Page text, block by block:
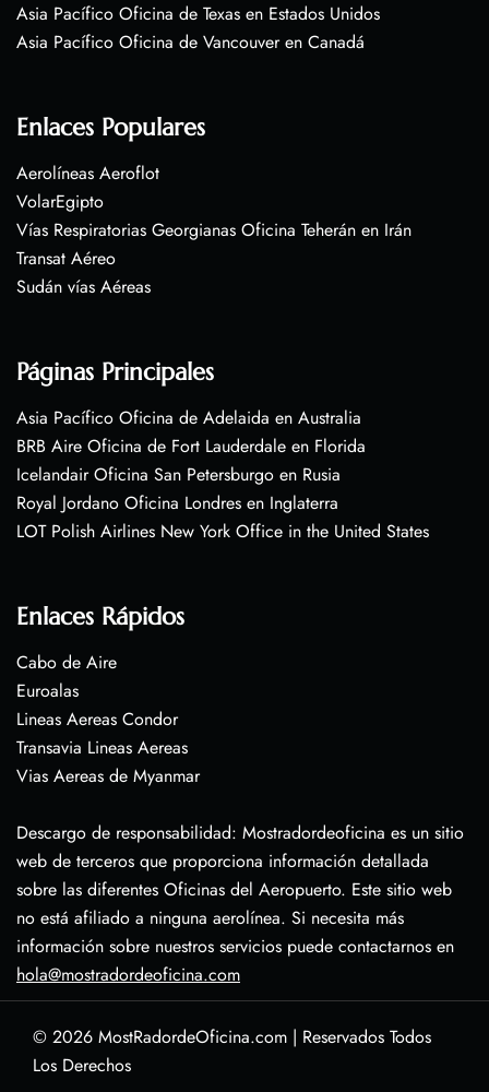
Asia Pacífico Oficina de Texas en Estados Unidos
Asia Pacífico Oficina de Vancouver en Canadá
Enlaces Populares
Aerolíneas Aeroflot
VolarEgipto
Vías Respiratorias Georgianas Oficina Teherán en Irán
Transat Aéreo
Sudán vías Aéreas
Páginas Principales
Asia Pacífico Oficina de Adelaida en Australia
BRB Aire Oficina de Fort Lauderdale en Florida
Icelandair Oficina San Petersburgo en Rusia
Royal Jordano Oficina Londres en Inglaterra
LOT Polish Airlines New York Office in the United States
Enlaces Rápidos
Cabo de Aire
Euroalas
Lineas Aereas Condor
Transavia Lineas Aereas
Vias Aereas de Myanmar
Descargo de responsabilidad: Mostradordeoficina es un sitio
web de terceros que proporciona información detallada
sobre las diferentes Oficinas del Aeropuerto. Este sitio web
no está afiliado a ninguna aerolínea. Si necesita más
información sobre nuestros servicios puede contactarnos en
hola@mostradordeoficina.com
© 2026 MostRadordeOficina.com | Reservados Todos
Los Derechos